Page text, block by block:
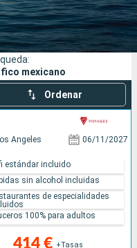
Compañías
Buscar
mexicano
Ordenar
Angeles 06/11/2027
414 € +Tasas
estándar incluido
sin alcohol incluidas
de especialidades
100% para adultos